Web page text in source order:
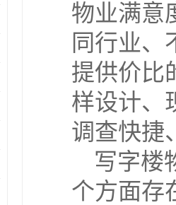
物业满意
同行业
提供价比
样设计、
调查快捷
写字楼
个方面存